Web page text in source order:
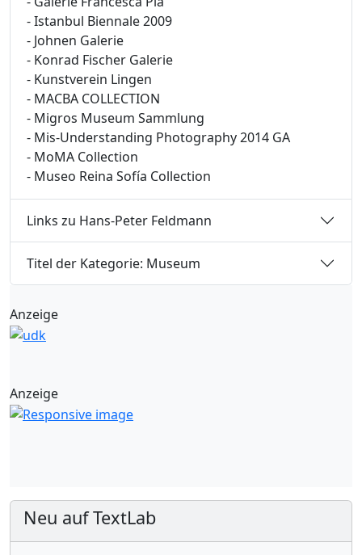
- Istanbul Biennale 2009
- Johnen Galerie
- Konrad Fischer Galerie
- Kunstverein Lingen
- MACBA COLLECTION
- Migros Museum Sammlung
- Mis-Understanding Photography 2014 GA
- MoMA Collection
- Museo Reina Sofía Collection
Links zu Hans-Peter Feldmann
Titel der Kategorie: Museum
Anzeige
Anzeige
Neu auf TextLab